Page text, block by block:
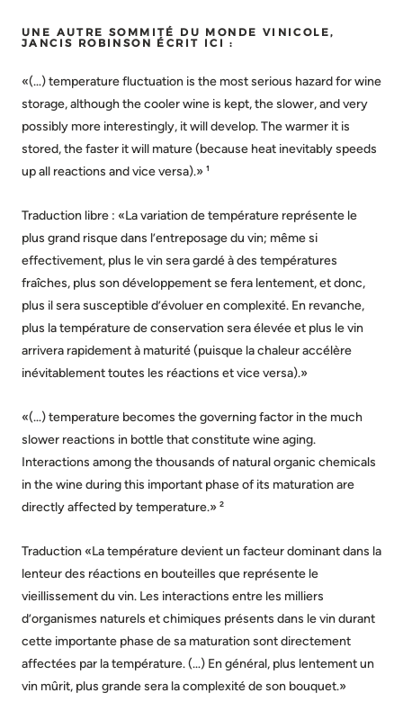
UNE AUTRE SOMMITÉ DU MONDE VINICOLE,
JANCIS ROBINSON ÉCRIT ICI :
«(…) temperature fluctuation is the most serious hazard for wine
storage, although the cooler wine is kept, the slower, and very
possibly more interestingly, it will develop. The warmer it is
stored, the faster it will mature (because heat inevitably speeds
up all reactions and vice versa).» ¹
Traduction libre : «La variation de température représente le
plus grand risque dans l’entreposage du vin; même si
effectivement, plus le vin sera gardé à des températures
fraîches, plus son développement se fera lentement, et donc,
plus il sera susceptible d’évoluer en complexité. En revanche,
plus la température de conservation sera élevée et plus le vin
arrivera rapidement à maturité (puisque la chaleur accélère
inévitablement toutes les réactions et vice versa).»
«(…) temperature becomes the governing factor in the much
slower reactions in bottle that constitute wine aging.
Interactions among the thousands of natural organic chemicals
in the wine during this important phase of its maturation are
directly affected by temperature.» ²
Traduction «La température devient un facteur dominant dans la
lenteur des réactions en bouteilles que représente le
vieillissement du vin. Les interactions entre les milliers
d’organismes naturels et chimiques présents dans le vin durant
cette importante phase de sa maturation sont directement
affectées par la température. (…) En général, plus lentement un
vin mûrit, plus grande sera la complexité de son bouquet.»